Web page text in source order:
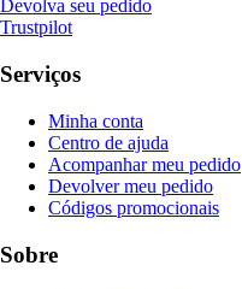
Devolva seu pedido
Trustpilot
Serviços
Minha conta
Centro de ajuda
Acompanhar meu pedido
Devolver meu pedido
Códigos promocionais
Sobre